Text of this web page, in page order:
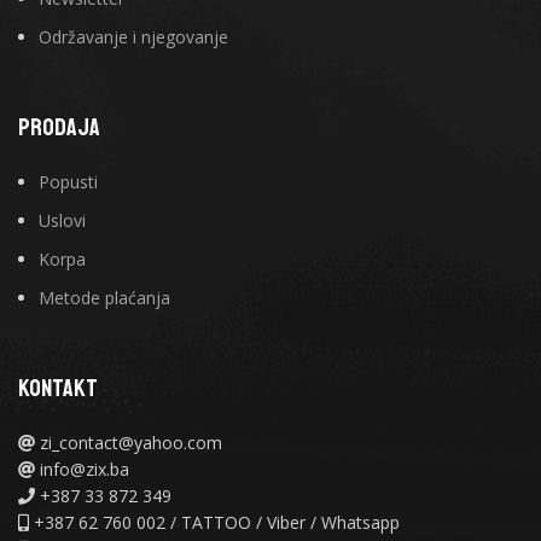
Održavanje i njegovanje
PRODAJA
Popusti
Uslovi
Korpa
Metode plaćanja
KONTAKT
zi_contact@yahoo.com
info@zix.ba
+387 33 872 349
+387 62 760 002 / TATTOO / Viber / Whatsapp